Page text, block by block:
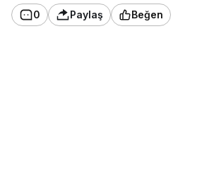
0 Paylaş Beğen